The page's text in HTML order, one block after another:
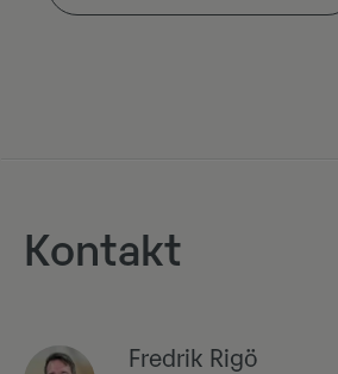
Kontakt
Fredrik Rigö